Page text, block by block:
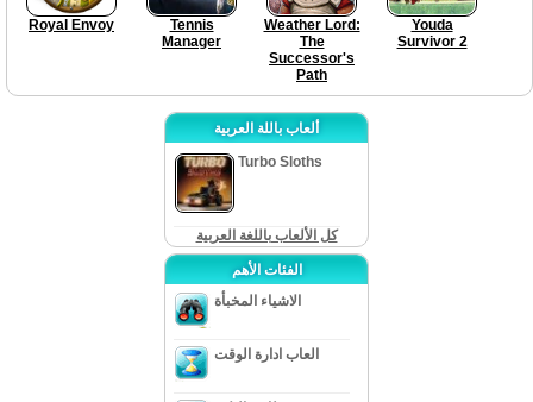
Royal Envoy
Tennis
Manager
Weather Lord:
The
Successor's
Path
Youda
Survivor 2
ألعاب باللة العربية
Turbo Sloths
كل الألعاب باللغة العربية
الفئات الأهم
الاشياء المخبأة
العاب ادارة الوقت